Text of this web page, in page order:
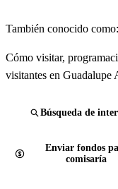
También conocido como:
Cómo visitar,
visitantes en
Búsqueda de
Enviar fondos
comisaría